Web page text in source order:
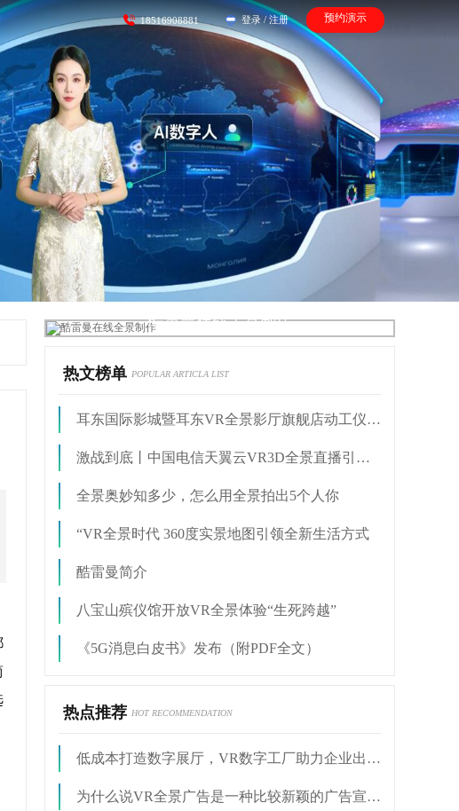
18516908881 登录 / 注册 预约演示
酷雷曼在线全景制作
热文榜单 POPULAR ARTICLA LIST
耳东国际影城暨耳东VR全景影厅旗舰店动工仪式盛大举行
激战到底丨中国电信天翼云VR3D全景直播引燃拳击热火
全景奥妙知多少，怎么用全景拍出5个人你
“VR全景时代 360度实景地图引领全新生活方式
酷雷曼简介
八宝山殡仪馆开放VR全景体验“生死跨越”
《5G消息白皮书》发布（附PDF全文）
热点推荐 HOT RECOMMENDATION
低成本打造数字展厅，VR数字工厂助力企业出海抢单
为什么说VR全景广告是一种比较新颖的广告宣传方式